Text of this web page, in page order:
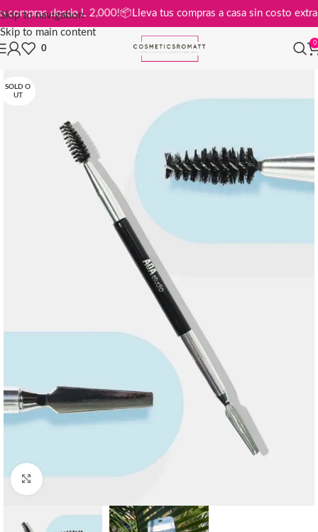
Skip to navigation
Skip to main content
en compras desde L 2,000! 📦Lleva tus compras a casa sin costo
0
0
SOLD O
UT
Click to enlarge